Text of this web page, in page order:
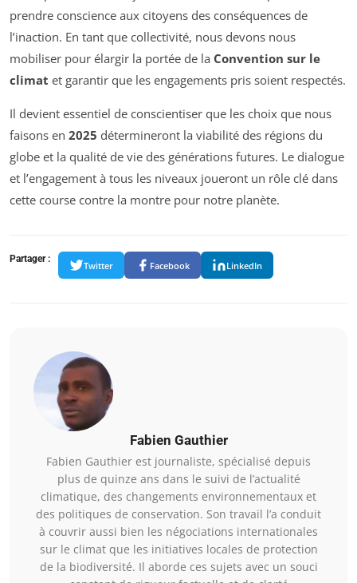
prendre conscience aux citoyens des conséquences de
l’inaction. En tant que collectivité, nous devons nous
mobiliser pour élargir la portée de la Convention sur le
climat et garantir que les engagements pris soient respectés.
Il devient essentiel de conscientiser que les choix que nous
faisons en 2025 détermineront la viabilité des régions du
globe et la qualité de vie des générations futures. Le dialogue
et l’engagement à tous les niveaux joueront un rôle clé dans
cette course contre la montre pour notre planète.
Partager :
Twitter Facebook LinkedIn
Fabien Gauthier
Fabien Gauthier est journaliste, spécialisé depuis
plus de quinze ans dans le suivi de l’actualité
climatique, des changements environnementaux et
des politiques de conservation. Son travail l’a conduit
à couvrir aussi bien les négociations internationales
sur le climat que les initiatives locales de protection
de la biodiversité. Il aborde ces sujets avec un souci